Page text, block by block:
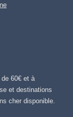
60€ et à
et destinations
cher disponible.